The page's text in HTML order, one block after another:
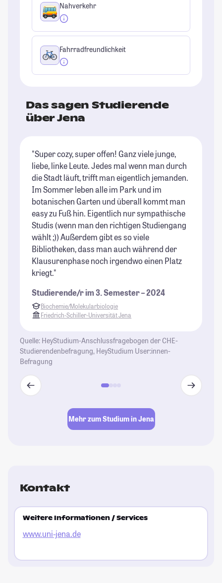
Nahverkehr
Fahrradfreundlichkeit
Das sagen Studierende
über Jena
"Super cozy, super offen! Ganz viele junge,
liebe, linke Leute. Jedes mal wenn man durch
die Stadt läuft, trifft man eigentlich jemanden.
Im Sommer leben alle im Park und im
botanischen Garten und überall kommt man
easy zu Fuß hin. Eigentlich nur sympathische
Studis (wenn man den richtigen Studiengang
wählt ;)) Außerdem gibt es so viele
Bibliotheken, dass man auch während der
Klausurenphase noch irgendwo einen Platz
kriegt."
Studierende/r im 3. Semester – 2024
Biochemie/Molekularbiologie
Friedrich-Schiller-Universität Jena
Quelle: HeyStudium-Anschlussfragebogen der CHE-
Studierendenbefragung, HeyStudium User:innen-
Befragung
Mehr zum Studium in Jena
Kontakt
Weitere Informationen / Services
www.uni-jena.de